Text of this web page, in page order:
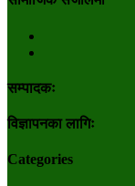
सम्पादकः
विज्ञापनका लागिः
Categories